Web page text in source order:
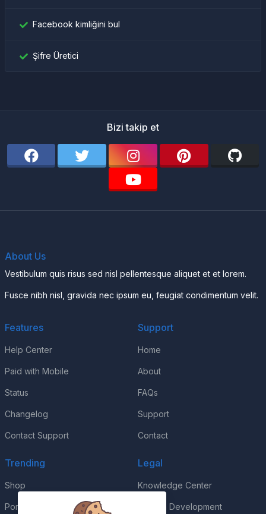
Facebook kimliğini bul
Şifre Üretici
Bizi takip et
About Us
Vestibulum quis risus sed nisl pellentesque aliquet et et lorem.
Fusce nibh nisl, gravida nec ipsum eu, feugiat condimentum velit.
Features
Help Center
Paid with Mobile
Status
Changelog
Contact Support
Support
Home
About
FAQs
Support
Contact
Trending
Shop
Portfolio
Legal
Knowledge Center
Custom Development